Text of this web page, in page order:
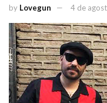
by Lovegun 4 de